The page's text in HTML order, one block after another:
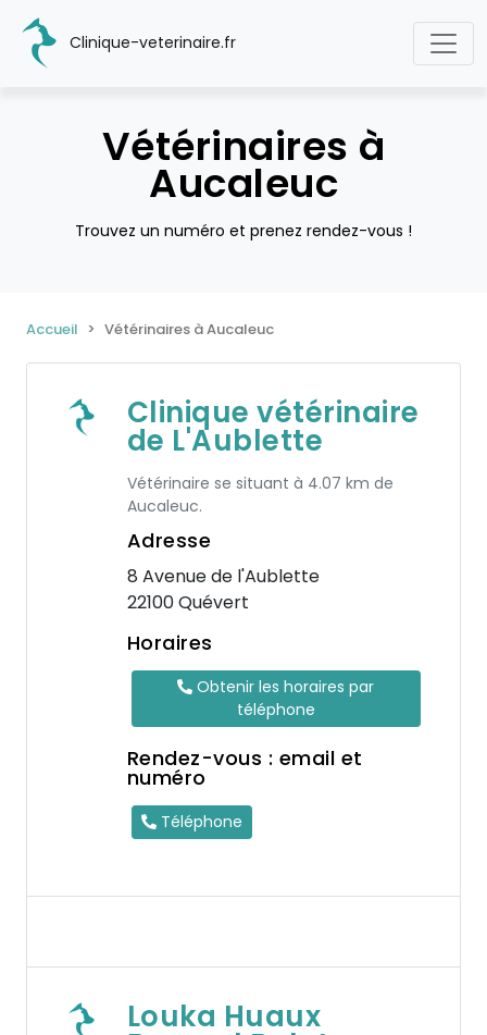
Clinique-veterinaire.fr
Vétérinaires à
Aucaleuc
Trouvez un numéro et prenez rendez-vous !
Accueil Vétérinaires à Aucaleuc
Clinique vétérinaire
de L'Aublette
Vétérinaire se situant à 4.07 km de
Aucaleuc.
Adresse
8 Avenue de l'Aublette
22100 Quévert
Horaires
Obtenir les horaires par
téléphone
Rendez-vous : email et
numéro
Téléphone
Louka Huaux